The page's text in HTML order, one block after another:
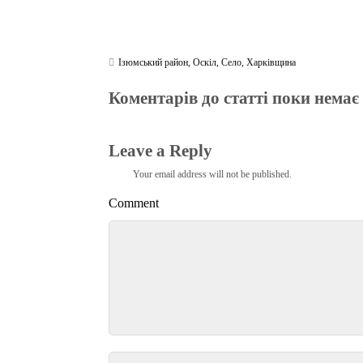
Ізюмський район ,Оскіл ,Село ,Харківщина
Коментарів до статті поки немає
Leave a Reply
Your email address will not be published.
Comment